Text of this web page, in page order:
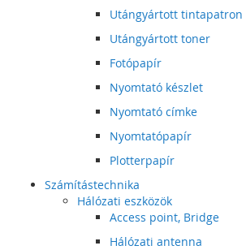
Utángyártott tintapatron
Utángyártott toner
Fotópapír
Nyomtató készlet
Nyomtató címke
Nyomtatópapír
Plotterpapír
Számítástechnika
Hálózati eszközök
Access point, Bridge
Hálózati antenna